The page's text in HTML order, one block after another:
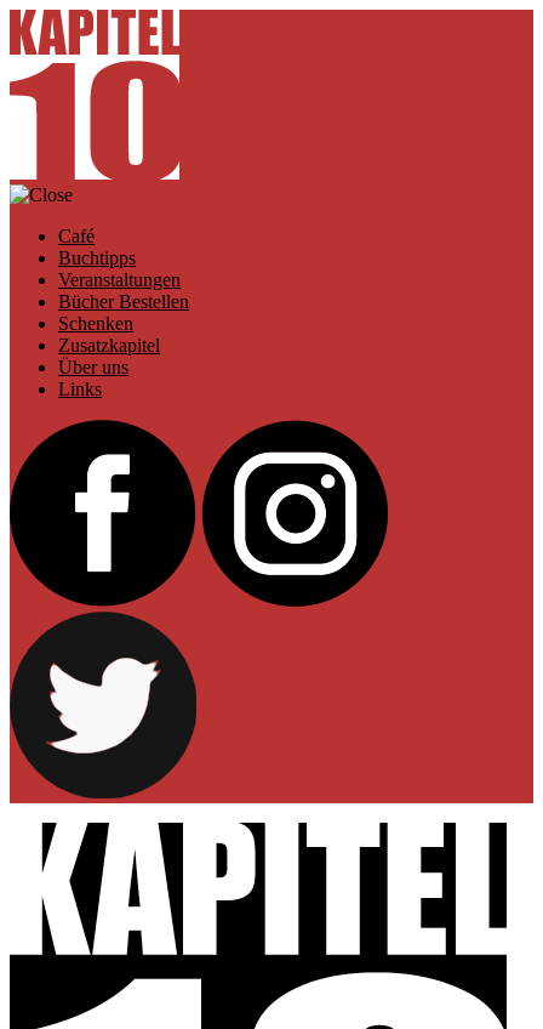
Café
Buchtipps
Veranstaltungen
Bücher Bestellen
Schenken
Zusatzkapitel
Über uns
Links